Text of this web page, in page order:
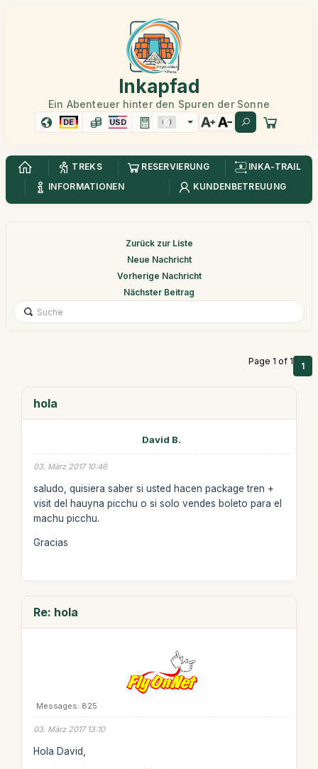
Inkapfad
Ein Abenteuer hinter den Spuren der Sonne
DE USD
TREKS RESERVIERUNG
INKA-TRAIL
INFORMATIONEN
KUNDENBETREUUNG
Zurück zur Liste
Neue Nachricht
Vorherige Nachricht
Nächster Beitrag
Page 1 of 1 1
hola
David B.
03. März 2017 10:46
saludo, quisiera saber si usted hacen package tren +
visit del hauyna picchu o si solo vendes boleto para el
machu picchu.
Gracias
Re: hola
Messages: 825
03. März 2017 13:10
Hola David,